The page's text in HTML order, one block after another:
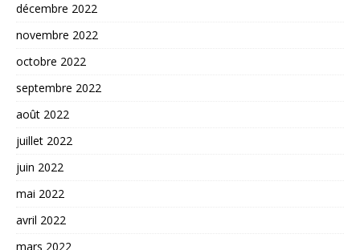
décembre 2022
novembre 2022
octobre 2022
septembre 2022
août 2022
juillet 2022
juin 2022
mai 2022
avril 2022
mars 2022